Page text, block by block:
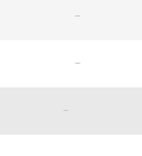
-
-
-